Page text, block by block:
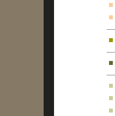
■
■
■
■
■
■
■